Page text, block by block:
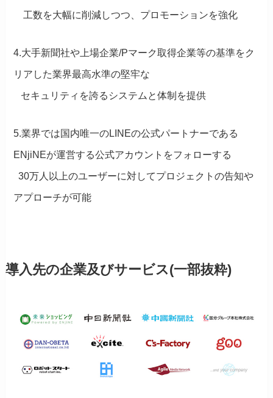
工数を大幅に削減しつつ、プロモーションを強化
4.大手新聞社や上場企業/Pマーク取得企業等の基準をク
リアした業界最高水準の堅牢な
セキュリティを誇るシステムと体制を提供
5.業界では国内唯一のLINEの公式パートナーである
ENjiNEが運営する公式アカウントをフォローする
30万人以上のユーザーに対してプロジェクトの告知や
アプローチが可能
導入先の企業及びサービス(一部抜粋)